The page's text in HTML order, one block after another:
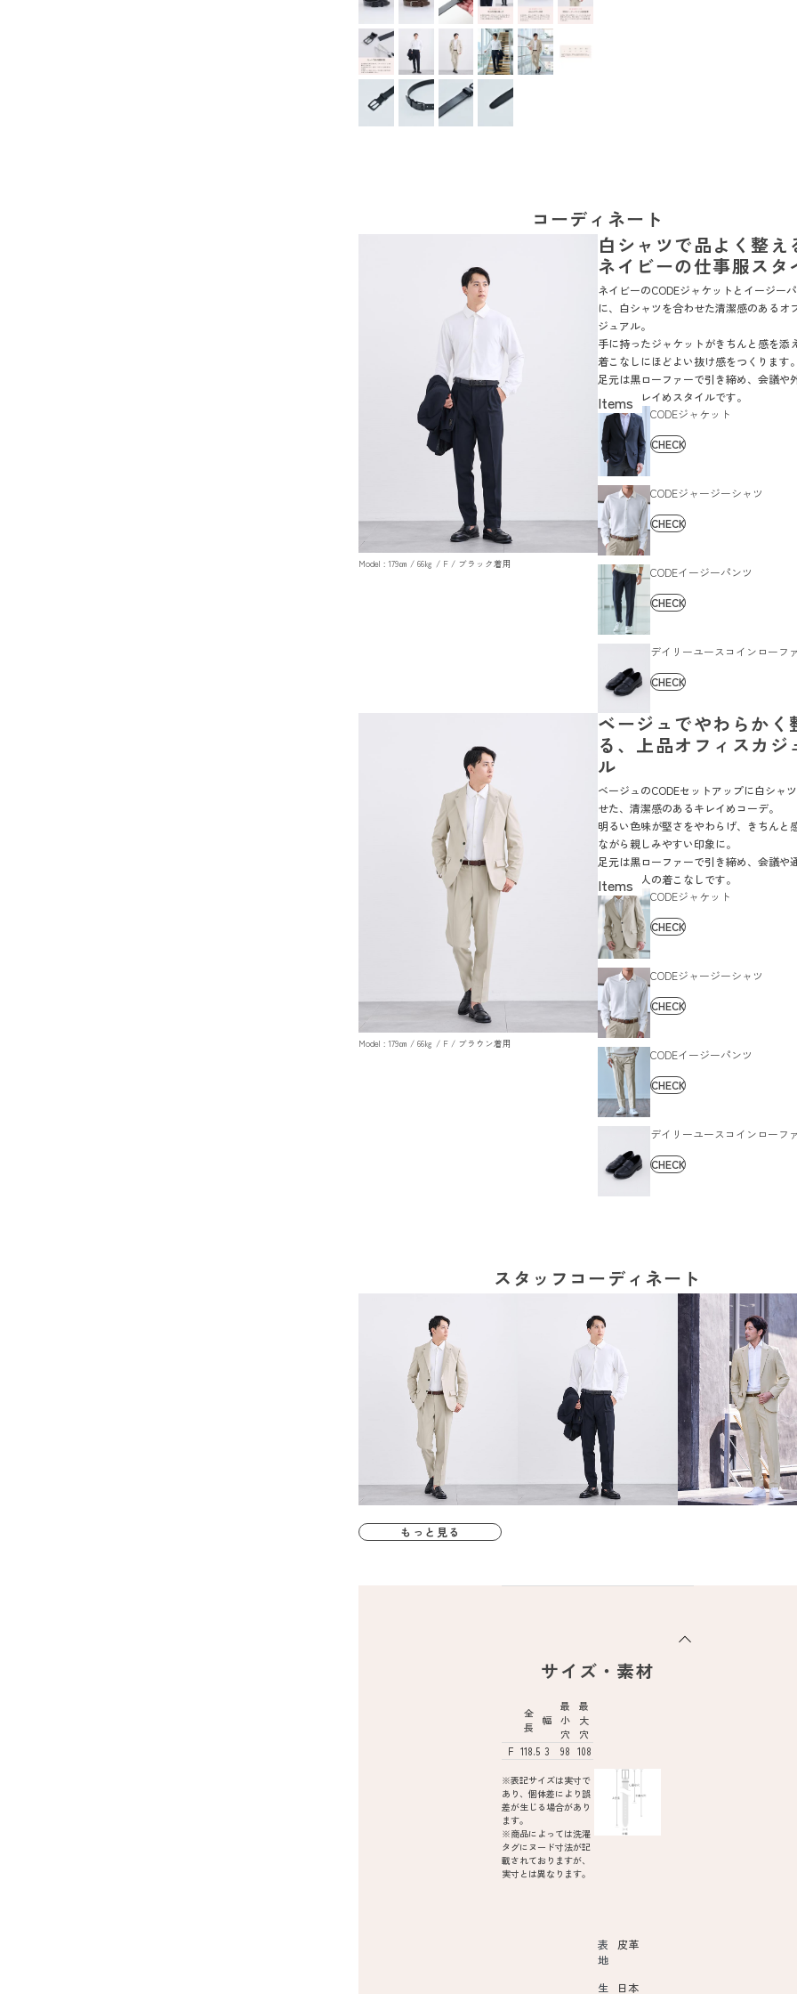
コーディネート
Model : 179㎝ / 66㎏ / F / ブラック着用
白シャツで品よく整え
ネイビーの仕事服スタ
ネイビーのCODEジャケットとイージー
に、白シャツを合わせた清潔感のあるオ
ジュアル。
手に持ったジャケットがきちんと感を添
着こなしにほどよい抜け感をつくります。
足元は黒ローファーで引き締め、会議や
なじむキレイめスタイルです。
CODEジャケット
CHECK
CODEジャージーシャツ
CHECK
CODEイージーパンツ
CHECK
デイリーユースコインローフ
CHECK
Model : 179㎝ / 66㎏ / F / ブラウン着用
ベージュでやわらかく
る、上品オフィスカジ
ル
ベージュのCODEセットアップに白シャ
せた、清潔感のあるキレイめコーデ。
明るい色味が堅さをやわらげ、きちんと
ながら親しみやすい印象に。
足元は黒ローファーで引き締め、会議や
なじむ大人の着こなしです。
CODEジャケット
CHECK
CODEジャージーシャツ
CHECK
CODEイージーパンツ
CHECK
デイリーユースコインローフ
CHECK
スタッフコーディネート
もっと見る
サイズ・素材
全
長
幅
最
小
穴
最
大
穴
F 118.5 3 98 108
※表記サイズは実寸で
あり、個体差により誤
差が生じる場合があり
ます。
※商品によっては洗濯
タグにヌード寸法が記
載されておりますが、
実寸とは異なります。
表
地
皮革
生 日本